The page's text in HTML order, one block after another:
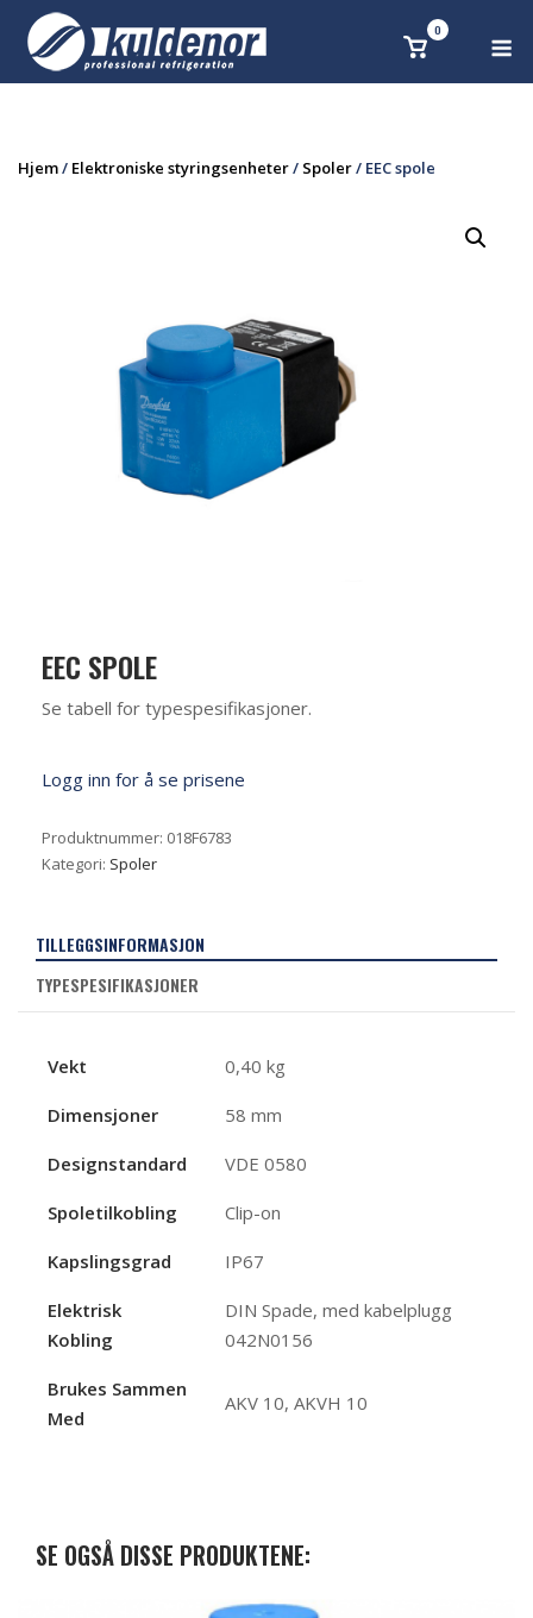
content
Se 0
Hjem/ Elektroniske styringsenheter/ Spoler/ EEC spole
EEC SPOLE
Se tabell for typespesifikasjoner.
Logg inn for å se prisene
Produktnummer: 018F6783
Kategori: Spoler
TILLEGGSINFORMASJON
TYPESPESIFIKASJONER
Vekt 0,40 kg
Dimensjoner 58 mm
Designstandard VDE 0580
Spoletilkobling Clip-on
Kapslingsgrad IP67
Elektrisk
Kobling
DIN Spade, med kabelplugg
042N0156
Brukes Sammen
Med
AKV 10, AKVH 10
SE OGSÅ DISSE PRODUKTENE: